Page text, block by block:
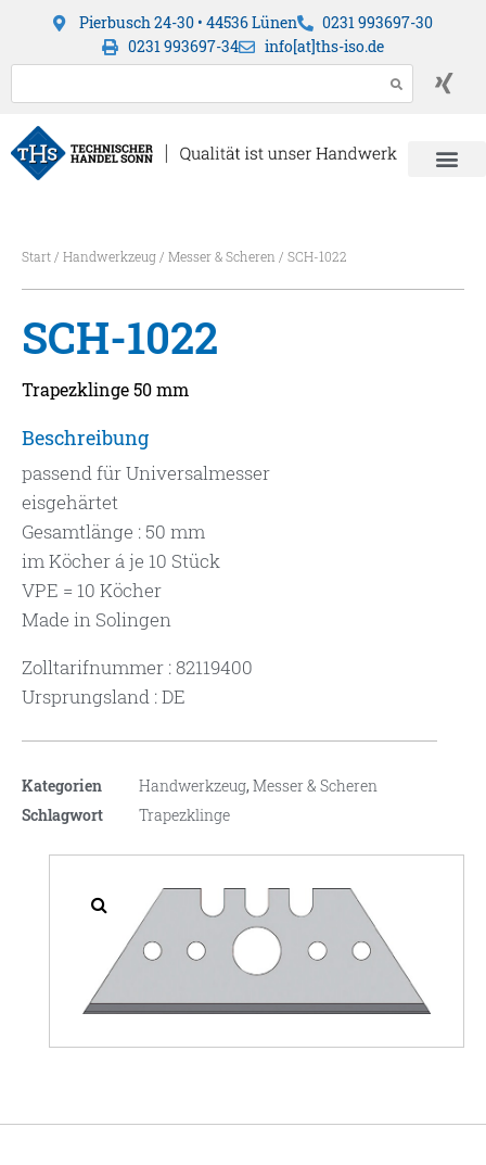
Pierbusch 24-30 • 44536 Lünen
0231 993697-30
0231 993697-34
info[at]ths-iso.de
Start/ Handwerkzeug/ Messer & Scheren / SCH-1022
SCH-1022
Trapezklinge 50 mm
Beschreibung
passend für Universalmesser
eisgehärtet
Gesamtlänge : 50 mm
im Köcher á je 10 Stück
VPE = 10 Köcher
Made in Solingen
Zolltarifnummer : 82119400
Ursprungsland : DE
Kategorien Handwerkzeug,Messer & Scheren
Schlagwort
Trapezklinge